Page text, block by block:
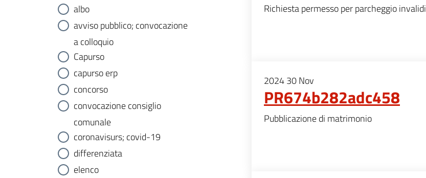
albo
avviso pubblico; convocazione
a colloquio
Capurso
capurso erp
concorso
convocazione consiglio
comunale
coronavisurs; covid-19
differenziata
elenco
Richiesta permesso per parcheggio invalidi
202430Nov
PR674b282adc458
Pubblicazione di matrimonio